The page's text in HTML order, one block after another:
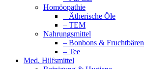
Homöopathie
– Ätherische Öle
– TEM
Nahrungsmittel
– Bonbons & Fruchtbären
– Tee
Med. Hilfsmittel